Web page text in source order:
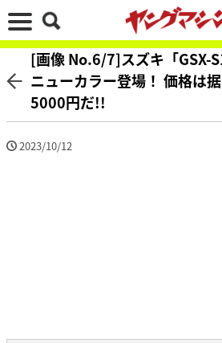
[画像 No.6/7]スズキ「GSX-
ニューカラー登場！ 価格は
5000円だ!!
2023/10/12